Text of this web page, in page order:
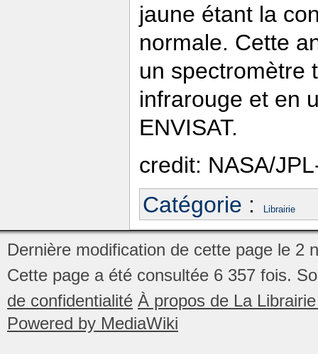
jaune étant la
normale. Cette
un spectromètre
infrarouge et en
ENVISAT.
credit: NASA/
Catégorie : Librairie
Dernière modification de cette page le 2
Cette page a été consultée 6 357 fois.
de confidentialité À propos de La
Powered by MediaWiki